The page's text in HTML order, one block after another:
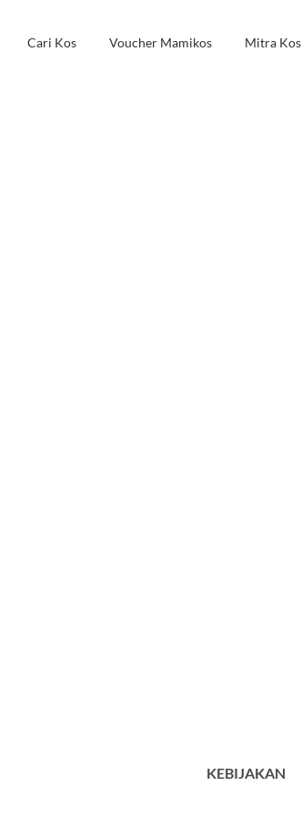
Cari Kos Voucher Mamikos Mitra Kos
KEBIJAKAN